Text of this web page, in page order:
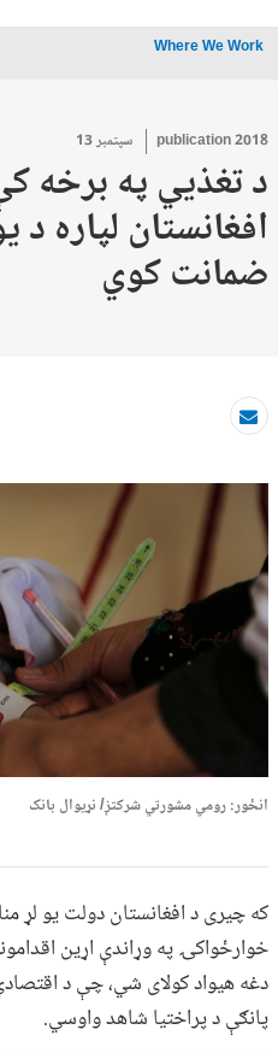
Where We Work
publication2018 سپتمبر 13
د تغذیي په برخه
افغانستان لپاره
ضمانت کوي
بریښنا لیک
انځور: رومي مشورتي شرکتږ/ نړیوال بانک
که چیری د افغانستان دولت یو لړ
خوارځواکۍ په وړاندې اړین
دغه هیواد کولای شي، چې د
پانګې د پراختیا شاهد واوسي.